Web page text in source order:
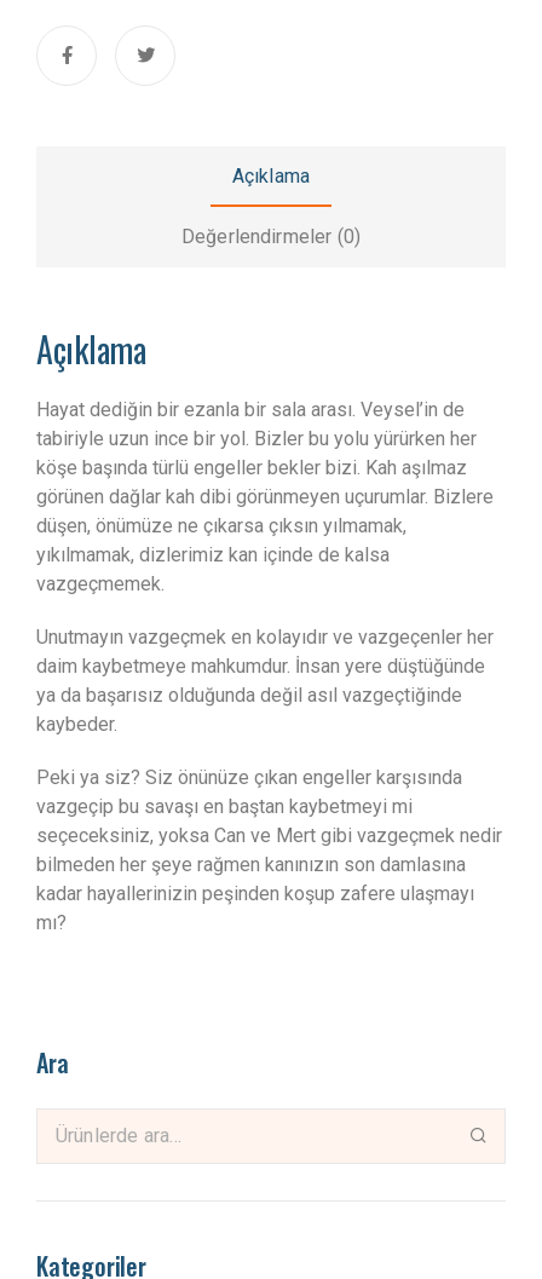
Açıklama
Değerlendirmeler (0)
Açıklama
Hayat dediğin bir ezanla bir sala arası. Veysel’in de
tabiriyle uzun ince bir yol. Bizler bu yolu yürürken her
köşe başında türlü engeller bekler bizi. Kah aşılmaz
görünen dağlar kah dibi görünmeyen uçurumlar. Bizlere
düşen, önümüze ne çıkarsa çıksın yılmamak,
yıkılmamak, dizlerimiz kan içinde de kalsa
vazgeçmemek.
Unutmayın vazgeçmek en kolayıdır ve vazgeçenler her
daim kaybetmeye mahkumdur. İnsan yere düştüğünde
ya da başarısız olduğunda değil asıl vazgeçtiğinde
kaybeder.
Peki ya siz? Siz önünüze çıkan engeller karşısında
vazgeçip bu savaşı en baştan kaybetmeyi mi
seçeceksiniz, yoksa Can ve Mert gibi vazgeçmek nedir
bilmeden her şeye rağmen kanınızın son damlasına
kadar hayallerinizin peşinden koşup zafere ulaşmayı
mı?
Ara
Kategoriler